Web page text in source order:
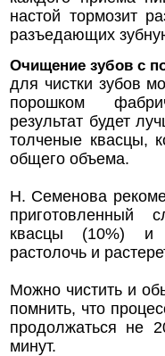
настой тормозит
разъедающих
Очищение зубов с
для чистки зубов
порошком
результат будет
толченые квасцы,
общего объема.
Н. Семенова
приготовленный
квасцы (10%) и
растолочь и
Можно чистить и
помнить, что
продолжаться не
минут.